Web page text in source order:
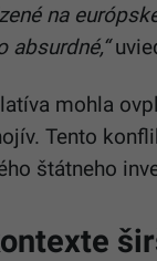
na
absurdné,“
mohla
Tento
štátneho